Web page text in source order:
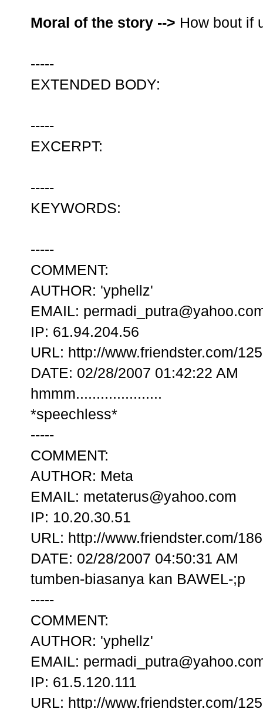
Moral of the story --> How bout if
-----
EXTENDED BODY:
-----
EXCERPT:
-----
KEYWORDS:
-----
COMMENT:
AUTHOR: 'yphellz'
EMAIL:
IP: 61.94.204.56
URL: http://www.friendster.com/
DATE: 02/28/2007 01:42:22 AM
hmmm.....................
*speechless*
-----
COMMENT:
AUTHOR: Meta
EMAIL: metaterus@yahoo.com
IP: 10.20.30.51
URL: http://www.friendster.com/
DATE: 02/28/2007 04:50:31 AM
tumben-biasanya kan BAWEL-;p
-----
COMMENT:
AUTHOR: 'yphellz'
EMAIL:
IP: 61.5.120.111
URL: http://www.friendster.com/